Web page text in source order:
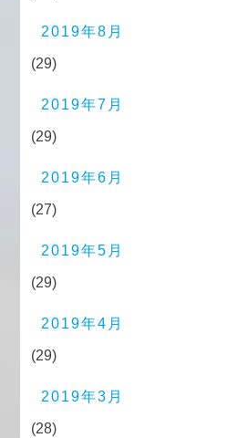
2019年8月
(29)
2019年7月
(29)
2019年6月
(27)
2019年5月
(29)
2019年4月
(29)
2019年3月
(28)